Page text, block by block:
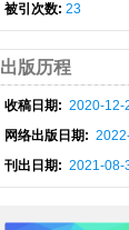
被引次数:23
出版历程
收稿日期: 2020-12-
网络出版日期:
刊出日期: 2021-08-